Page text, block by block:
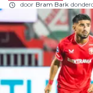
door Bram Bark